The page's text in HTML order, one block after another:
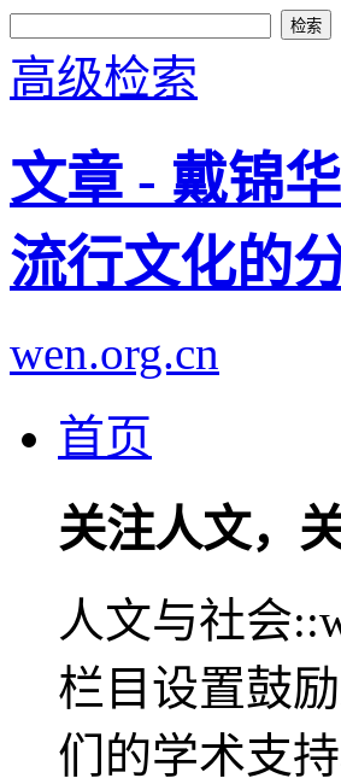
高级检索
文章 - 戴锦
流行文化的
wen.org.cn
首页
关注人文，
人文与社会
栏目设置鼓
们的学术支